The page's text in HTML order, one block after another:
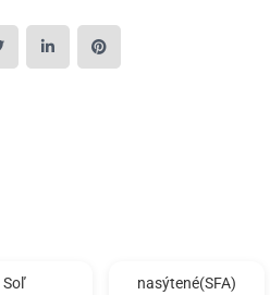
Soľ nasýtené(SFA)